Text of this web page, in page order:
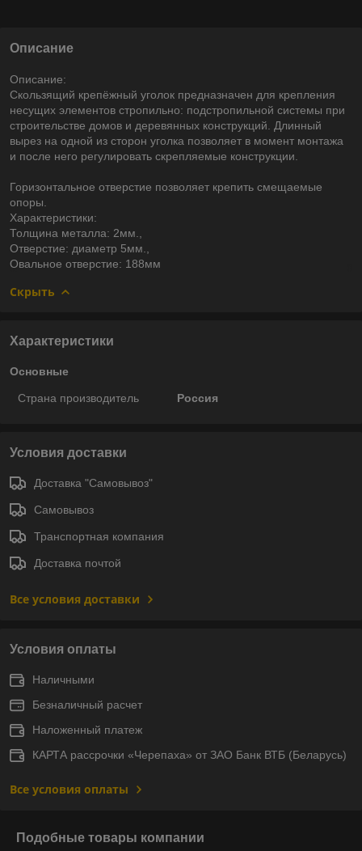
Описание
Описание:
Скользящий крепёжный уголок предназначен для крепления
несущих элементов стропильно: подстропильной системы при
строительстве домов и деревянных конструкций. Длинный
вырез на одной из сторон уголка позволяет в момент монтажа
и после него регулировать скрепляемые конструкции.
Горизонтальное отверстие позволяет крепить смещаемые
опоры.
Характеристики:
Толщина металла: 2мм.,
Отверстие: диаметр 5мм.,
Овальное отверстие: 188мм
Скрыть
Характеристики
Основные
Страна производитель Россия
Условия доставки
Доставка "Самовывоз"
Самовывоз
Транспортная компания
Доставка почтой
Все условия доставки
Условия оплаты
Наличными
Безналичный расчет
Наложенный платеж
КАРТА рассрочки «Черепаха» от ЗАО Банк ВТБ (Беларусь)
Все условия оплаты
Подобные товары компании